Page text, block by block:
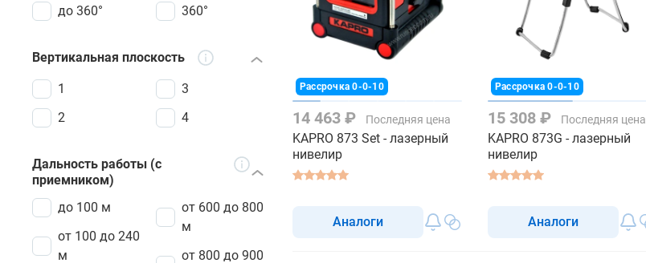
до 360° 360°
Вертикальная плоскость
1
2
3
4
Дальность работы (с
приемником)
до 100 м
от 100 до 240
м
от 600 до 800
м
от 800 до 900
Рассрочка 0-0-10
14 463 ₽ Последняя цена
KAPRO 873 Set - лазерный
нивелир
Аналоги
Рассрочка 0-0-10
15 308 ₽ Последняя цена
KAPRO 873G - лазерный
нивелир
Аналоги